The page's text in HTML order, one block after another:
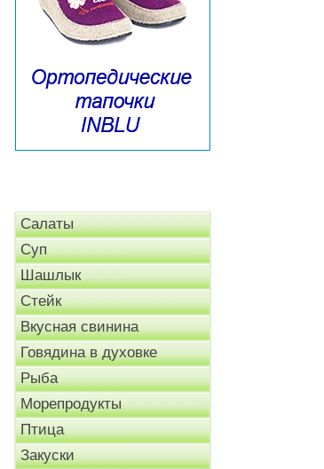
Салаты
Суп
Шашлык
Стейк
Вкусная свинина
Говядина в духовке
Рыба
Морепродукты
Птица
Закуски